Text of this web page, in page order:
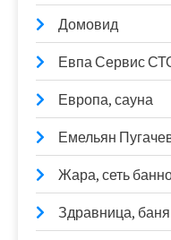
Домовид
Евпа Сервис
Европа, сауна
Емельян
Жара, сеть
Здравница, баня